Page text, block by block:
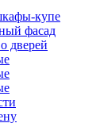
купе
фасад
дверей